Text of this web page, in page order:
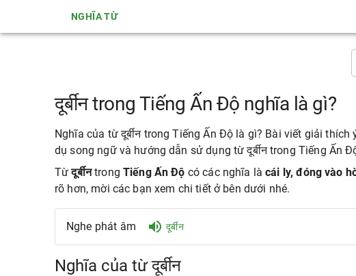
NGHĨA TỪ
दूर्बीन trong Tiếng Ấn Độ nghĩa là gì?
Nghĩa của từ दूर्बीन trong Tiếng Ấn Độ là gì? Bài viết giải
dụ song ngữ và hướng dẫn sử dụng từ दूर्बीन trong Tiếng Ấn
Từदूर्बीनtrong Tiếng Ấn Độ có các nghĩa làcái ly, đóng vào
rõ hơn, mời các bạn xem chi tiết ở bên dưới nhé.
Nghe phát âm दूर्बीन
Nghĩa của từ दूर्बीन